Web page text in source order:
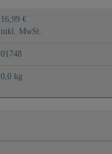
16,99 €
inkl. MwSt.
01748
0,0 kg